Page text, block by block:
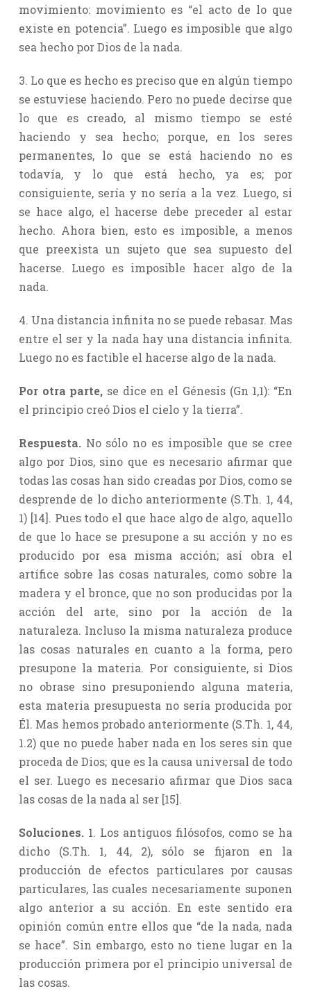
movimiento: movimiento es “el acto de lo que
existe en potencia”. Luego es imposible que algo
sea hecho por Dios de la nada.
3. Lo que es hecho es preciso que en algún tiempo
se estuviese haciendo. Pero no puede decirse que
lo que es creado, al mismo tiempo se esté
haciendo y sea hecho; porque, en los seres
permanentes, lo que se está haciendo no es
todavía, y lo que está hecho, ya es; por
consiguiente, sería y no sería a la vez. Luego, si
se hace algo, el hacerse debe preceder al estar
hecho. Ahora bien, esto es imposible, a menos
que preexista un sujeto que sea supuesto del
hacerse. Luego es imposible hacer algo de la
nada.
4. Una distancia infinita no se puede rebasar. Mas
entre el ser y la nada hay una distancia infinita.
Luego no es factible el hacerse algo de la nada.
Por otra parte, se dice en el Génesis (Gn 1,1): “En
el principio creó Dios el cielo y la tierra”.
Respuesta.No sólo no es imposible que se cree
algo por Dios, sino que es necesario afirmar que
todas las cosas han sido creadas por Dios, como se
desprende de lo dicho anteriormente (S.Th. 1, 44,
1) [14]. Pues todo el que hace algo de algo, aquello
de que lo hace se presupone a su acción y no es
producido por esa misma acción; así obra el
artífice sobre las cosas naturales, como sobre la
madera y el bronce, que no son producidas por la
acción del arte, sino por la acción de la
naturaleza. Incluso la misma naturaleza produce
las cosas naturales en cuanto a la forma, pero
presupone la materia. Por consiguiente, si Dios
no obrase sino presuponiendo alguna materia,
esta materia presupuesta no sería producida por
Él. Mas hemos probado anteriormente (S.Th. 1, 44,
1.2) que no puede haber nada en los seres sin que
proceda de Dios; que es la causa universal de todo
el ser. Luego es necesario afirmar que Dios saca
las cosas de la nada al ser [15].
Soluciones.1. Los antiguos filósofos, como se ha
dicho (S.Th. 1, 44, 2), sólo se fijaron en la
producción de efectos particulares por causas
particulares, las cuales necesariamente suponen
algo anterior a su acción. En este sentido era
opinión común entre ellos que “de la nada, nada
se hace”. Sin embargo, esto no tiene lugar en la
producción primera por el principio universal de
las cosas.